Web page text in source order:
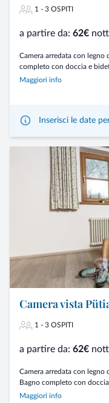
1 - 3 OSPITI
a partire da: 62€
Camera arredata con
completo con doccia e
Maggiori info
Inserisci le date
Camera vista
1 - 3 OSPITI
a partire da: 62€
Camera arredata con legno
Bagno completo con
Maggiori info